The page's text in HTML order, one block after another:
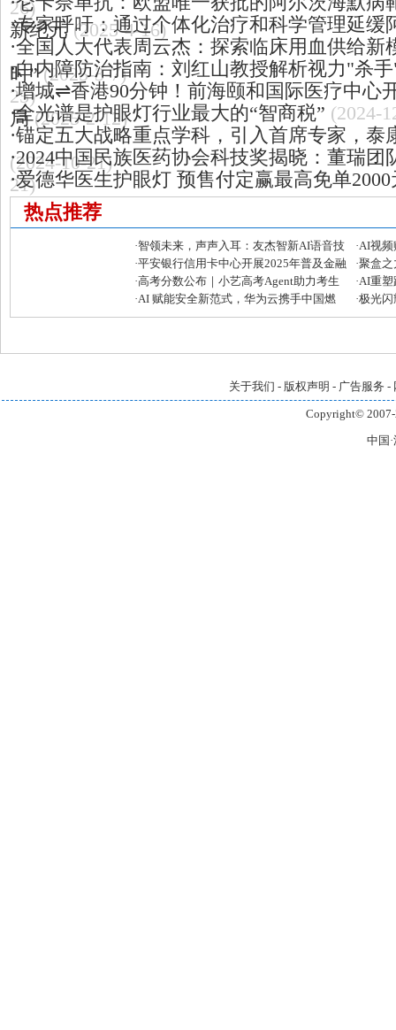
26)
新纪元 (2025-4-16)
·专家呼吁：通过个体化治疗和科学管理延缓
·全国人大代表周云杰：探索临床用血供给新
时” (2025-3-7)
·白内障防治指南：刘红山教授解析视力"杀
25)
·增城⇌香港90分钟！前海颐和国际医疗中心
局 (2025-2-12)
·全光谱是护眼灯行业最大的“智商税” (2024-
·锚定五大战略重点学科，引入首席专家，泰
(2024-10-21)
·2024中国民族医药协会科技奖揭晓：董瑞团
21)
·爱德华医生护眼灯 预售付定赢最高免单
热点推荐
·智领未来，声声入耳：友杰智新AI语音技
术再攀高峰
·AI视频
发者大
·平安银行信用卡中心开展2025年普及金融
知识万里行活动
·聚盒
芒宽民
·高考分数公布｜小艺高考Agent助力考生
快准稳填报目标院校和专业
·AI重塑
全链路
·AI 赋能安全新范式，华为云携手中国燃
气筑牢大模型安全“铜墙铁壁”
·极光闪
引领企
关于我们 - 版权声明 - 广告服务 -
Copyright©
中国